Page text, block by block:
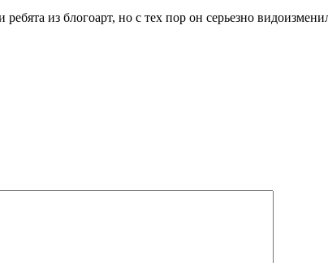
из блогоарт, но с тех пор он серьезно